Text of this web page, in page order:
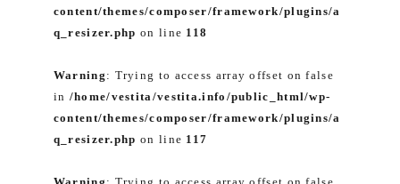
content/themes/composer/framework/plugins/a
q_resizer.php on line 118
Warning : Trying to access array offset on false
in /home/vestita/vestita.info/public_html/wp-
content/themes/composer/framework/plugins/a
q_resizer.php on line 117